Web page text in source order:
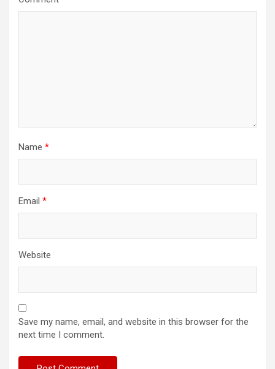
Name *
Email *
Website
Save my name, email, and website in this browser for the
next time I comment.